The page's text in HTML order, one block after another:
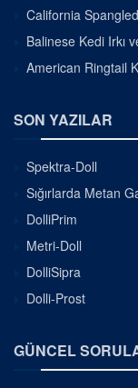
California
Balinese Kedi Irkı
American Ringtail
SON YAZILAR
Spektra-Doll
Sığırlarda Metan
DolliPrim
Metri-Doll
DolliSipra
Dolli-Prost
GÜNCEL